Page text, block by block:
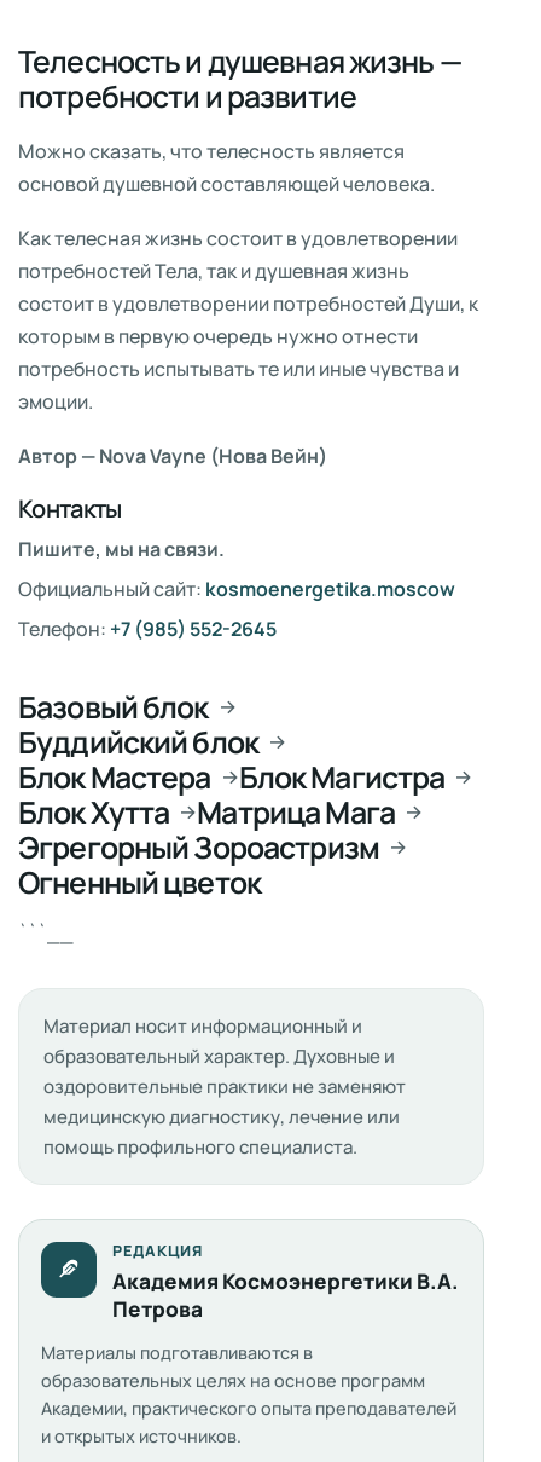
Телесность и душевная жизнь —
потребности и развитие
Можно сказать, что телесность является
основой душевной составляющей человека.
Как телесная жизнь состоит в удовлетворении
потребностей Тела, так и душевная жизнь
состоит в удовлетворении потребностей Души, к
которым в первую очередь нужно отнести
потребность испытывать те или иные чувства и
эмоции.
Автор — Nova Vayne (Нова Вейн)
Контакты
Пишите, мы на связи.
Официальный сайт: kosmoenergetika.moscow
Телефон: +7 (985) 552-2645
Базовый блок →
Буддийский блок →
Блок Мастера →Блок Магистра →
Блок Хутта →Матрица Мага →
Эгрегорный Зороастризм →
Огненный цветок
```__
Материал носит информационный и
образовательный характер. Духовные и
оздоровительные практики не заменяют
медицинскую диагностику, лечение или
помощь профильного специалиста.
РЕДАКЦИЯ
Академия Космоэнергетики В.А.
Петрова
Материалы подготавливаются в
образовательных целях на основе программ
Академии, практического опыта преподавателей
и открытых источников.